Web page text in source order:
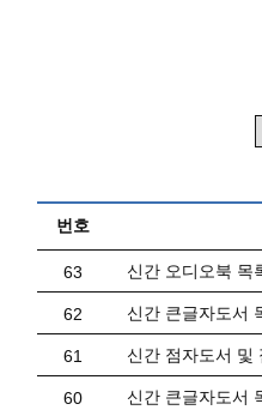
번호
63 신간 오디오북 목
62 신간 큰글자도서
61 신간 점자도서 및
60 신간 큰글자도서